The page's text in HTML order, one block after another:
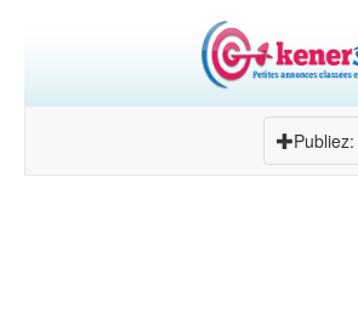
Publiez: